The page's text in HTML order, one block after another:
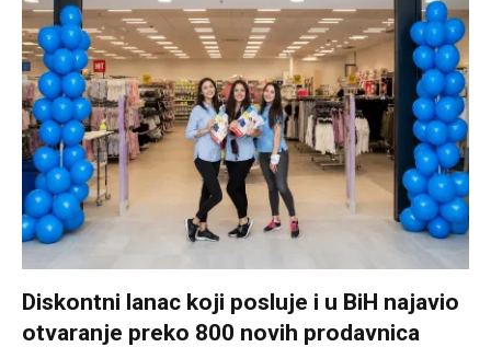
Diskontni lanac koji posluje i u BiH najavio
otvaranje preko 800 novih prodavnica